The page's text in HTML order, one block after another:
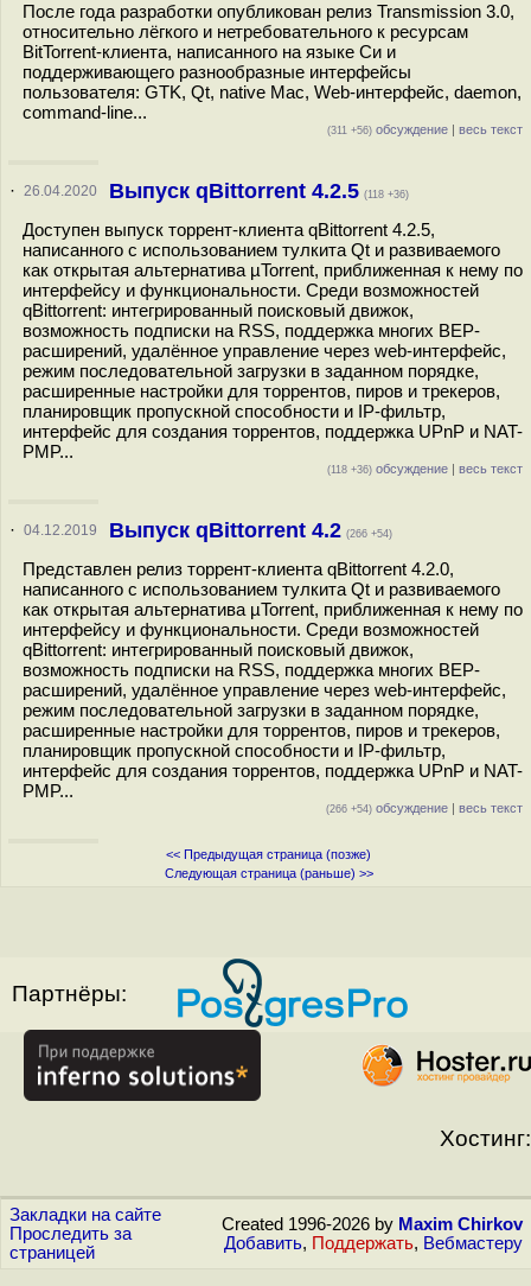
После года разработки опубликован релиз Transmission 3.0,
относительно лёгкого и нетребовательного к ресурсам
BitTorrent-клиента, написанного на языке Cи и
поддерживающего разнообразные интерфейсы
пользователя: GTK, Qt, native Mac, Web-интерфейс, daemon,
command-line...
(311 +56) обсуждение | весь текст
· 26.04.2020 Выпуск qBittorrent 4.2.5 (118 +36)
Доступен выпуск торрент-клиента qBittorrent 4.2.5,
написанного с использованием тулкита Qt и развиваемого
как открытая альтернатива µTorrent, приближенная к нему по
интерфейсу и функциональности. Среди возможностей
qBittorrent: интегрированный поисковый движок,
возможность подписки на RSS, поддержка многих BEP-
расширений, удалённое управление через web-интерфейс,
режим последовательной загрузки в заданном порядке,
расширенные настройки для торрентов, пиров и трекеров,
планировщик пропускной способности и IP-фильтр,
интерфейс для создания торрентов, поддержка UPnP и NAT-
PMP...
(118 +36) обсуждение | весь текст
· 04.12.2019 Выпуск qBittorrent 4.2 (266 +54)
Представлен релиз торрент-клиента qBittorrent 4.2.0,
написанного с использованием тулкита Qt и развиваемого
как открытая альтернатива µTorrent, приближенная к нему по
интерфейсу и функциональности. Среди возможностей
qBittorrent: интегрированный поисковый движок,
возможность подписки на RSS, поддержка многих BEP-
расширений, удалённое управление через web-интерфейс,
режим последовательной загрузки в заданном порядке,
расширенные настройки для торрентов, пиров и трекеров,
планировщик пропускной способности и IP-фильтр,
интерфейс для создания торрентов, поддержка UPnP и NAT-
PMP...
(266 +54) обсуждение | весь текст
<< Предыдущая страница (позже)
Следующая страница (раньше) >>
Партнёры:
Хостинг:
Закладки на сайте
Проследить за
страницей
Created 1996-2026 by Maxim Chirkov
Добавить, Поддержать, Вебмастеру